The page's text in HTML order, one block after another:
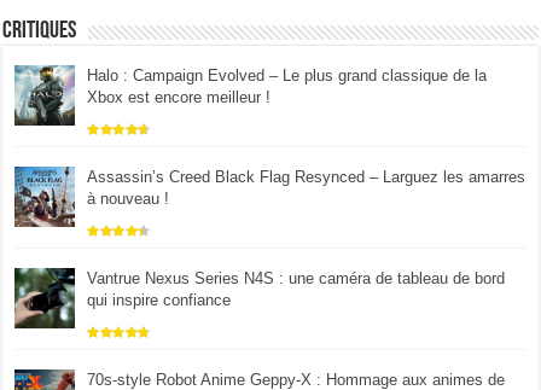
Critiques
Halo : Campaign Evolved – Le plus grand classique de la
Xbox est encore meilleur !
Assassin’s Creed Black Flag Resynced – Larguez les amarres
à nouveau !
Vantrue Nexus Series N4S : une caméra de tableau de bord
qui inspire confiance
70s-style Robot Anime Geppy-X : Hommage aux animes de